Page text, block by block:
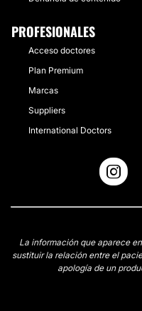
PROFESIONALES
Acceso doctores
Plan Premium
Marcas
Suppliers
International Doctors
La información que aparece
sustituir la relación entre el
apología de un